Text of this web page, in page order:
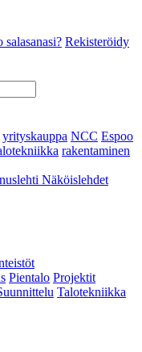
Rekisteröidy
yrityskauppa NCC Espoo
rakentaminen
Näköislehdet
Pientalo Projektit
Talotekniikka